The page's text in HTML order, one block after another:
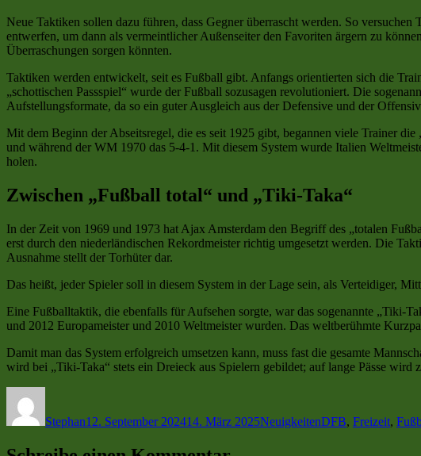
Neue Taktiken sollen dazu führen, dass Gegner überrascht werden. So
entwerfen, um dann als vermeintlicher Außenseiter den Favoriten ärgern zu
Überraschungen sorgen könnten.
Taktiken werden entwickelt, seit es Fußball gibt. Anfangs orientierten sich die
„schottischen Passspiel“ wurde der Fußball sozusagen revolutioniert. Die
Aufstellungsformate, da so ein guter Ausgleich aus der Defensive und der
Mit dem Beginn der Abseitsregel, die es seit 1925 gibt, begannen viele Trainer
und während der WM 1970 das 5-4-1. Mit diesem System wurde Italien
holen.
Zwischen „Fußball total“ und „Tiki-Taka“
In der Zeit von 1969 und 1973 hat Ajax Amsterdam den Begriff des „totalen
erst durch den niederländischen Rekordmeister richtig umgesetzt werden. Die
Ausnahme stellt der Torhüter dar.
Das heißt, jeder Spieler soll in diesem System in der Lage sein, als Verteidiger,
Eine Fußballtaktik, die ebenfalls für Aufsehen sorgte, war das sogenannte „Tiki-
und 2012 Europameister und 2010 Weltmeister wurden. Das weltberühmte
Damit man das System erfolgreich umsetzen kann, muss fast die gesamte
wird bei „Tiki-Taka“ stets ein Dreieck aus Spielern gebildet; auf lange Pässe
Stephan12. September 202414. März 2025NeuigkeitenDFB, Freizeit,